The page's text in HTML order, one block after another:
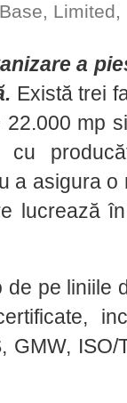
a
Există trei
mp
cu
a asigura
lucrează
pe liniile
GMW,